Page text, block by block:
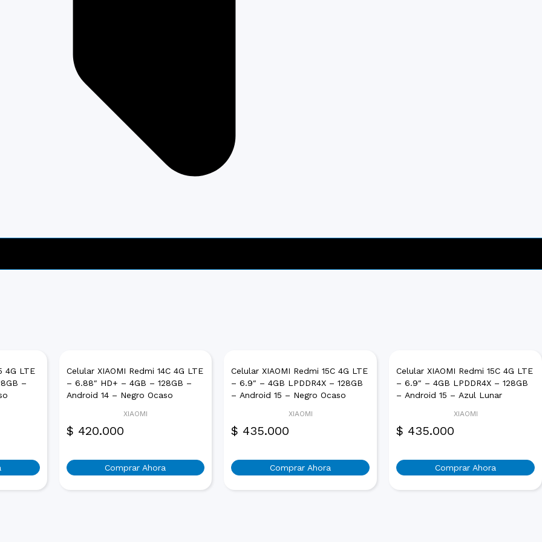
4G LTE
–
Celular XIAOMI Redmi 14C 4G LTE
– 6.88″ HD+ – 4GB – 128GB –
Android 14 – Negro Ocaso
XIAOMI
$ 420.000
Comprar Ahora
Celular XIAOMI Redmi 15C 4G LTE
– 6.9″ – 4GB LPDDR4X – 128GB
– Android 15 – Negro Ocaso
XIAOMI
$ 435.000
Comprar Ahora
Celular XIAOMI Redmi 15C 4G LTE
– 6.9″ – 4GB LPDDR4X – 128GB
– Android 15 – Azul Lunar
XIAOMI
$ 435.000
Comprar Ahora